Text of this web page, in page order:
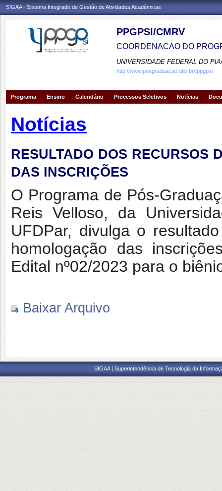
SIGAA - Sistema Integrado de Gestão de Atividades Acadêmicas
PPGPSI/CMRV
COORDENACAO DO
UNIVERSIDADE FEDERAL DO
http://www.posgraduacao.ufpi.br//ppgpsi
Programa Ensino Calendário Processos Seletivos Notícias
Notícias
RESULTADO DOS RECURSOS
DAS INSCRIÇÕES
O Programa de Pós-
Reis Velloso, da
UFDPar, divulga o
homologação das
Edital nº02/2023 para o
Baixar Arquivo
SIGAA | Superintendência de Tecnologia da